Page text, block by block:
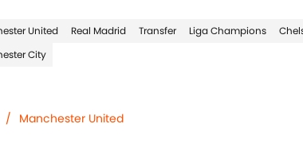
United Real Madrid Transfer Liga Champions
City
/ Manchester United